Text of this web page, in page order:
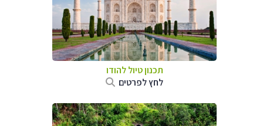
תכנון טיוללהודו
לחץ לפרטים